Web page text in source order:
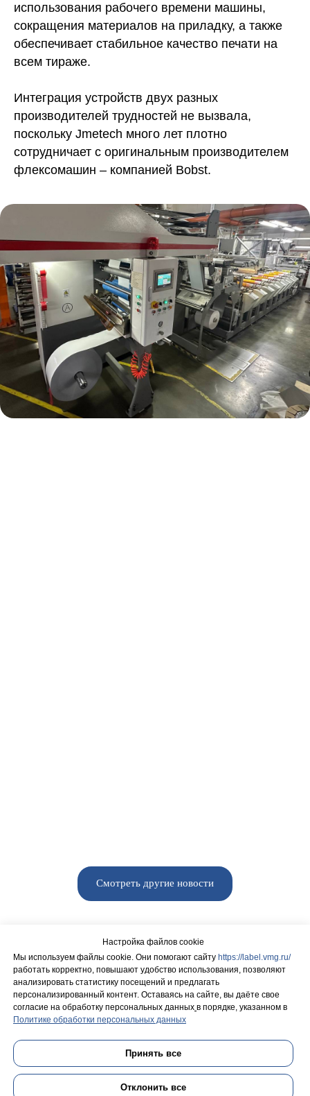
использования рабочего времени машины,
сокращения материалов на приладку, а также
обеспечивает стабильное качество печати на
всем тираже.
Интеграция устройств двух разных
производителей трудностей не вызвала,
поскольку Jmetech много лет плотно
сотрудничает с оригинальным производителем
флексомашин – компанией Bobst.
Смотреть другие новости
Политика конфиденциальности
Настройка файлов cookie
Мы используем файлы cookie. Они помогают сайту https://label.vmg.ru/
работать корректно, повышают удобство использования, позволяют
анализировать статистику посещений и предлагать
персонализированный контент. Оставаясь на сайте, вы даёте свое
согласие на обработку персональных данных в порядке, указанном в
Политике обработки персональных данных
Принять все
Отклонить все